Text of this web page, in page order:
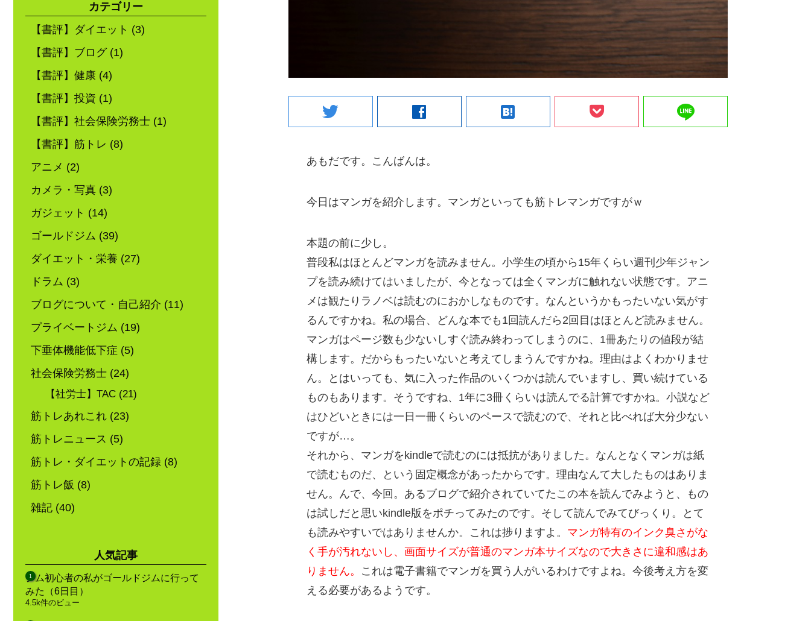
twitter facebook hatenabookmark line
あもだです。こんばんは。
今日はマンガを紹介します。マンガといっても筋トレマンガですがｗ
本題の前に少し。
普段私はほとんどマンガを読みません。小学生の頃から15年くらい週刊少年ジャン
プを読み続けてはいましたが、今となっては全くマンガに触れない状態です。アニ
メは観たりラノベは読むのにおかしなものです。なんというかもったいない気がす
るんですかね。私の場合、どんな本でも1回読んだら2回目はほとんど読みません。
マンガはページ数も少ないしすぐ読み終わってしまうのに、1冊あたりの値段が結
構します。だからもったいないと考えてしまうんですかね。理由はよくわかりませ
ん。とはいっても、気に入った作品のいくつかは読んでいますし、買い続けている
ものもあります。そうですね、1年に3冊くらいは読んでる計算ですかね。小説など
はひどいときには一日一冊くらいのペースで読むので、それと比べれば大分少ない
ですが…。
それから、マンガをkindleで読むのには抵抗がありました。なんとなくマンガは紙
で読むものだ、という固定概念があったからです。理由なんて大したものはありま
せん。んで、今回。あるブログで紹介されていてたこの本を読んでみようと、もの
は試しだと思いkindle版をポチってみたのです。そして読んでみてびっくり。とて
も読みやすいではありませんか。これは捗りますよ。 マンガ特有のインク臭さがな
く手が汚れないし、画面サイズが普通のマンガ本サイズなので大きさに違和感はあ
りません。 これは電子書籍でマンガを買う人がいるわけですよね。今後考え方を変
える必要があるようです。
カテゴリー
【書評】ダイエット (3)
【書評】ブログ(1)
【書評】健康 (4)
【書評】投資 (1)
【書評】社会保険労務士 (1)
【書評】筋トレ (8)
アニメ (2)
カメラ・写真 (3)
ガジェット (14)
ゴールドジム (39)
ダイエット・栄養 (27)
ドラム (3)
ブログについて・自己紹介 (11)
プライベートジム (19)
下垂体機能低下症 (5)
社会保険労務士 (24)
【社労士】TAC(21)
筋トレあれこれ (23)
筋トレニュース (5)
筋トレ・ダイエットの記録 (8)
筋トレ飯 (8)
雑記 (40)
人気記事
ジム初心者の私がゴールドジムに行って
みた（6日目）
4.5k件のビュー